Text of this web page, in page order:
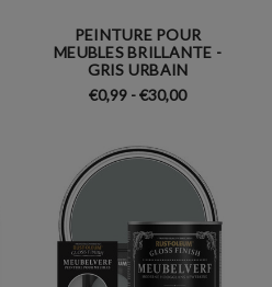
PEINTURE POUR
MEUBLES BRILLANTE -
GRIS URBAIN
€0,99 - €30,00